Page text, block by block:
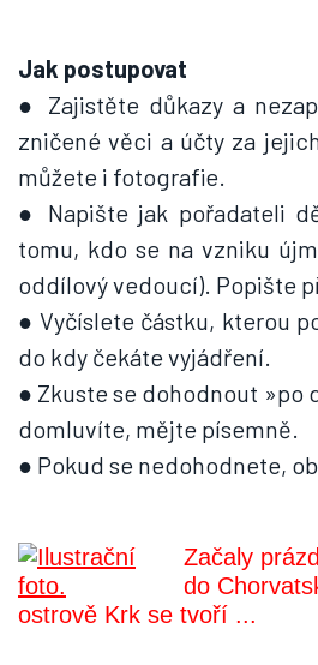
Jak postupovat
● Zajistěte důkazy a
zničené věci a účty za
můžete i fotografie.
● Napište jak pořadateli
tomu, kdo se na vzniku
oddílový vedoucí). Popište
● Vyčíslete částku, kterou
do kdy čekáte vyjádření.
● Zkuste se dohodnout »po
domluvíte, mějte písemně.
● Pokud se nedohodnete,
Začaly
do
ostrově Krk se tvoří ...